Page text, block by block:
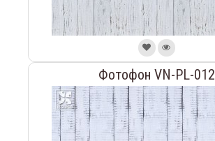
Фотофон VN-PL-012